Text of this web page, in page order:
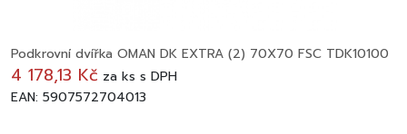
Podkrovní dvířka OMAN DK EXTRA (2) 70X70 FSC TDK10100
4 178,13 Kč za ks s DPH
EAN: 5907572704013